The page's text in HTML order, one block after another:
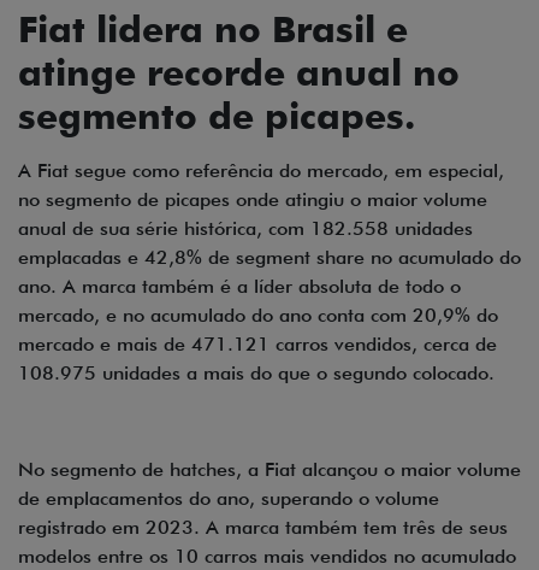
Fiat lidera no Brasil e
atinge recorde anual no
segmento de picapes.
A Fiat segue como referência do mercado, em especial,
no segmento de picapes onde atingiu o maior volume
anual de sua série histórica, com 182.558 unidades
emplacadas e 42,8% de segment share no acumulado do
ano. A marca também é a líder absoluta de todo o
mercado, e no acumulado do ano conta com 20,9% do
mercado e mais de 471.121 carros vendidos, cerca de
108.975 unidades a mais do que o segundo colocado.
No segmento de hatches, a Fiat alcançou o maior volume
de emplacamentos do ano, superando o volume
registrado em 2023. A marca também tem três de seus
modelos entre os 10 carros mais vendidos no acumulado